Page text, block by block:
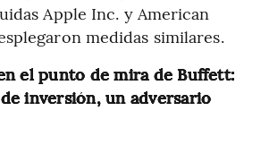
Apple Inc. y American
medidas similares.
el punto de mira de Buffett:
inversión, un adversario